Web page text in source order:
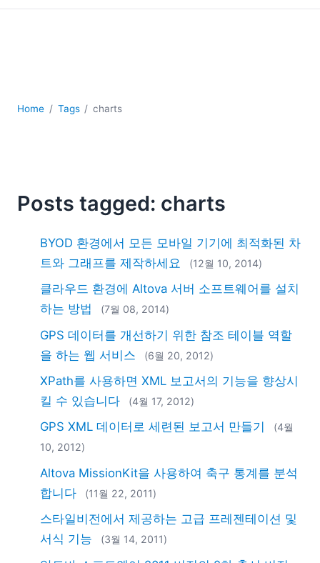
2026
2021
2020
2018
2017
2016
2015
2013
2012
2011
2010
2008
2007
Home Tags charts
Posts tagged: charts
BYOD 환경에서 모든 모바일 기기에 최적화된 차
트와 그래프를 제작하세요
(12월 10, 2014)
클라우드 환경에 Altova 서버 소프트웨어를 설치
하는 방법
(7월 08, 2014)
GPS 데이터를 개선하기 위한 참조 테이블 역할
을 하는 웹 서비스
(6월 20, 2012)
XPath를 사용하면 XML 보고서의 기능을 향상시
킬 수 있습니다
(4월 17, 2012)
GPS XML 데이터로 세련된 보고서 만들기
(4월
10, 2012)
Altova MissionKit을 사용하여 축구 통계를 분석
합니다
(11월 22, 2011)
스타일비전에서 제공하는 고급 프레젠테이션 및
서식 기능
(3월 14, 2011)